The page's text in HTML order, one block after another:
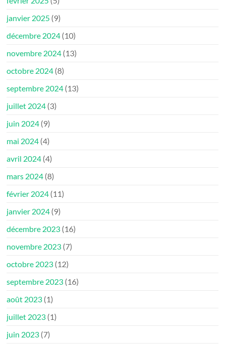
janvier 2025 (9)
décembre 2024 (10)
novembre 2024 (13)
octobre 2024 (8)
septembre 2024 (13)
juillet 2024 (3)
juin 2024 (9)
mai 2024 (4)
avril 2024 (4)
mars 2024 (8)
février 2024 (11)
janvier 2024 (9)
décembre 2023 (16)
novembre 2023 (7)
octobre 2023 (12)
septembre 2023 (16)
août 2023 (1)
juillet 2023 (1)
juin 2023 (7)